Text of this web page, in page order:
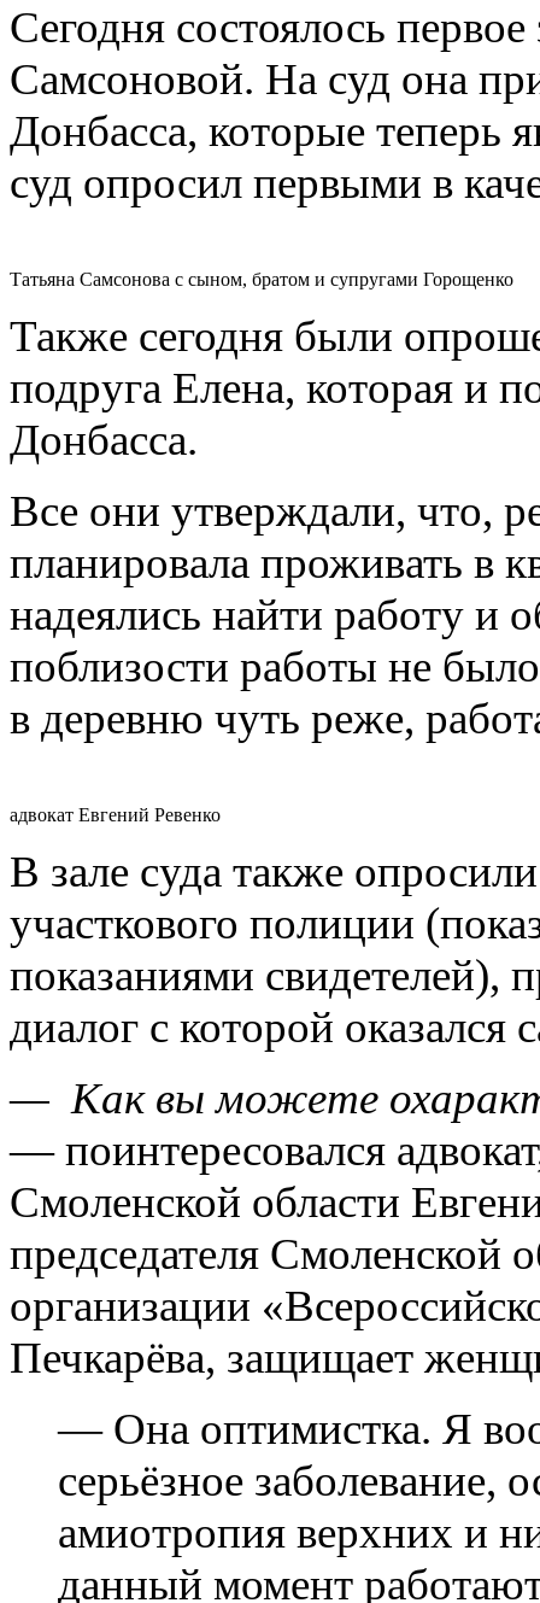
Сегодня состоялось
Самсоновой. На суд она
Донбасса, которые
суд опросил первыми в
Татьяна Самсонова с сыном, братом и супругами Горощенко
Также сегодня были
подруга Елена, которая и
Донбасса.
Все они утверждали, что,
планировала проживать в
надеялись найти работу и
поблизости работы не
в деревню чуть реже,
адвокат Евгений Ревенко
В зале суда также
участкового полиции
показаниями свидетелей),
диалог с которой
— Как вы можете
— поинтересовался
Смоленской области
председателя Смоленской
организации
Печкарёва, защищает
— Она оптимистка. Я
серьёзное заболевание,
амиотропия верхних и
данный момент